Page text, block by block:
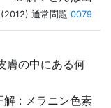
通常問題 0079
膚の中にある何
解 : メラニン色素